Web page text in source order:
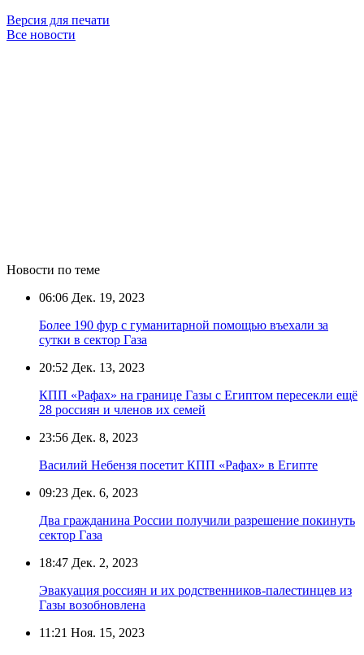
Версия для печати
Все новости
Новости по теме
06:06 Дек. 19, 2023
Более 190 фур с гуманитарной помощью въехали за
сутки в сектор Газа
20:52 Дек. 13, 2023
КПП «Рафах» на границе Газы с Египтом пересекли ещё
28 россиян и членов их семей
23:56 Дек. 8, 2023
Василий Небензя посетит КПП «Рафах» в Египте
09:23 Дек. 6, 2023
Два гражданина России получили разрешение покинуть
сектор Газа
18:47 Дек. 2, 2023
Эвакуация россиян и их родственников-палестинцев из
Газы возобновлена
11:21 Ноя. 15, 2023